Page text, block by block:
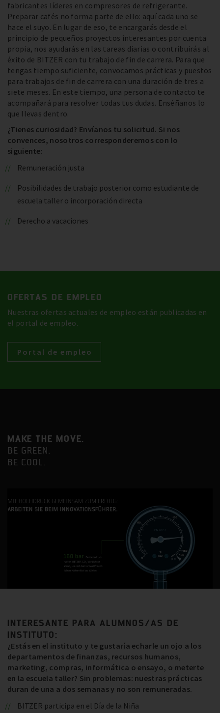
fabricantes líderes en compresores de refrigerante.
Preparar cafés no forma parte de ello: aquí cada uno se
hace el suyo. En lugar de eso, te encargarás desde el
principio de pequeños proyectos interesantes por cuenta
propia, nos ayudarás en las tareas diarias o contribuirás al
éxito de BITZER con tu trabajo de fin de carrera. Para que
tengas tiempo suficiente, convocamos prácticas y puestos
para trabajos de fin de carrera con una duración de tres a
siete meses. En este tiempo, una persona de contacto te
acompañará para resolver todas tus dudas. Enséñanos lo
que llevas dentro.
¿Tienes curiosidad? Envíanos tu solicitud. Si nos
convences, nosotros corresponderemos con lo
siguiente:
Remuneración justa
Posibilidades de trabajo posterior como estudiante de
escuela taller o incorporación directa
Derecho a vacaciones
OFERTAS DE EMPLEO
Nuestras ofertas actuales de empleo están publicadas en
el portal de empleo.
Portal de empleo
MAKE THE MOVE.
BE GREEN.
BE COOL.
INTERESANTE PARA ALUMNOS/AS DE
INSTITUTO:
¿Estás en el instituto y te gustaría echarle un ojo a los
departamentos de finanzas, recursos humanos,
marketing, compras, informática o ensayo, o meterte
en la escuela taller? Sin problemas: nuestras prácticas
duran de una a dos semanas y no son remuneradas.
BITZER participa en el Día de la Niña